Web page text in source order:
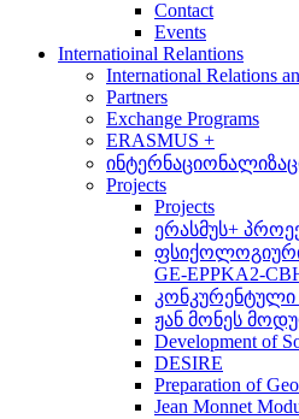
Contact
Events
Internatioinal Relantions
International Relations
Partners
Exchange Programs
ERASMUS +
Projects
Projects
ერასმუს+
ფსიქოლოგიური
GE-EPPKA2-
კონკურენტული
ჟან მონეს
Development of
DESIRE
Preparation of
Jean Monnet